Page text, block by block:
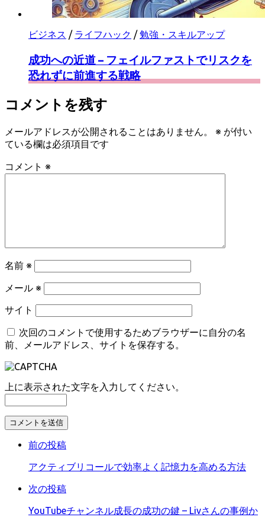
ビジネス / ライフハック /勉強・スキルアップ
成功への近道 – フェイルファストでリスクを
恐れずに前進する戦略
コメントを残す
メールアドレスが公開されることはありません。 ※ が付い
ている欄は必須項目です
コメント ※
名前 ※
メール ※
サイト
次回のコメントで使用するためブラウザーに自分の名
前、メールアドレス、サイトを保存する。
上に表示された文字を入力してください。
コ
す
前の投稿
アクティブリコールで効率よく記憶力を高める方法
次の投稿
YouTubeチャンネル成長の成功の鍵 – Livさんの事例か